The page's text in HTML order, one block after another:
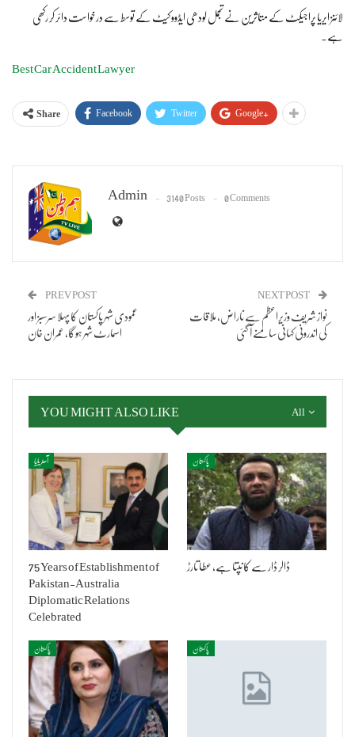
لائنز ایریا پراجیکٹ کے متاثرین نے تجمل لودھی ایڈووکیٹ کے توسط سے درخواست دائر کر رکھی
ہے۔
Best Car Accident Lawyer
Share Facebook Twitter Google+
Admin 3140 Posts 0 Comments
PREV POST
عمودی شہر پاکستان کا پہلا سرسبز اور
اسمارٹ شہر ہوگا، عمران خان
NEXT POST
نواز شریف وزیراعظم سے ناراض، ملاقات
کی اندرونی کہانی سامنے آ گئی
All
YOU MIGHT ALSO LIKE
آسٹریلیا
75 Years of Establishment of
Pakistan-Australia
Diplomatic Relations
Celebrated
پاکستان
ڈالر ڈار سے کانپتا ہے، عطا تارڑ
پاکستان پاکستان